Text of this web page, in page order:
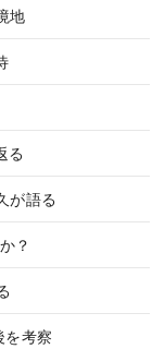
地
る
が語る
か？
を考察